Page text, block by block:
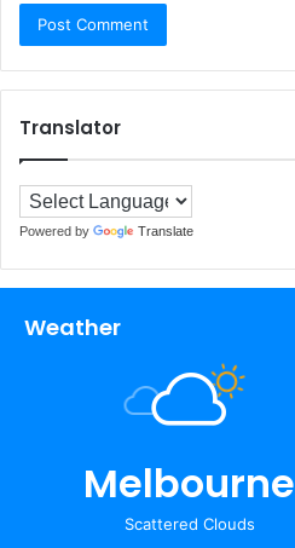
Translator
Powered by Translate
Weather
Melbourne
Scattered Clouds